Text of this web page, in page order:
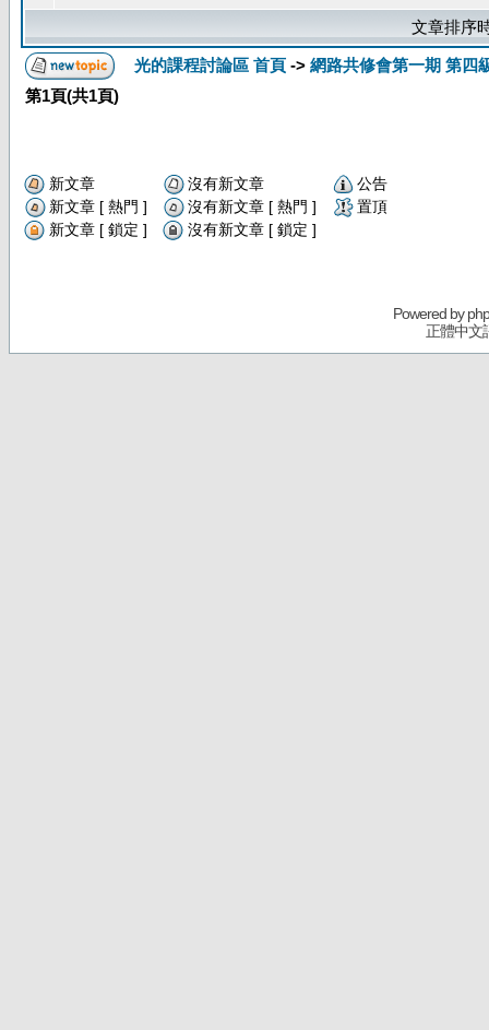
文章排序
光的課程討論區 首頁 -> 網路共修會第一期 第四
第1頁(共1頁)
新文章 沒有新文章
公告
新文章 [ 熱門 ]
沒有新文章 [ 熱門 ]
置頂
新文章 [ 鎖定 ]
沒有新文章 [ 鎖定 ]
Powered by
正體中文